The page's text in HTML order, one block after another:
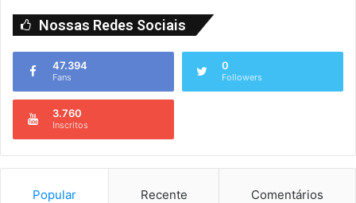
Nossas Redes Sociais
47.394
Fans
0
Followers
3.760
Inscritos
Popular Recente Comentários